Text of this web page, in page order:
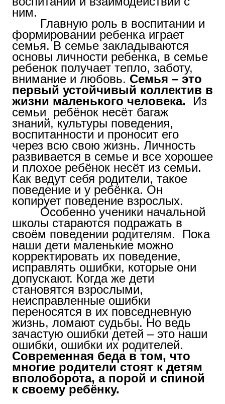
ним.
Главную роль в воспитании и
формировании ребенка играет
семья. В семье закладываются
основы личности ребенка, в семье
ребенок получает тепло, заботу,
внимание и любовь. Семья – это
первый устойчивый коллектив в
жизни маленького человека.
Из
семьи ребёнок несёт багаж
знаний, культуры поведения,
воспитанности и проносит его
через всю свою жизнь. Личность
развивается в семье и все хорошее
и плохое ребёнок несёт из семьи.
Как ведут себя родители, такое
поведение и у ребёнка. Он
копирует поведение взрослых.
Особенно ученики начальной
школы стараются подражать в
своём поведении родителям. Пока
наши дети маленькие можно
корректировать их поведение,
исправлять ошибки, которые они
допускают. Когда же дети
становятся взрослыми,
неисправленные ошибки
переносятся в их повседневную
жизнь, ломают судьбы. Но ведь
зачастую ошибки детей – это наши
ошибки, ошибки их родителей.
Современная беда в том, что
многие родители стоят к детям
вполоборота, а порой и спиной
к своему ребёнку.